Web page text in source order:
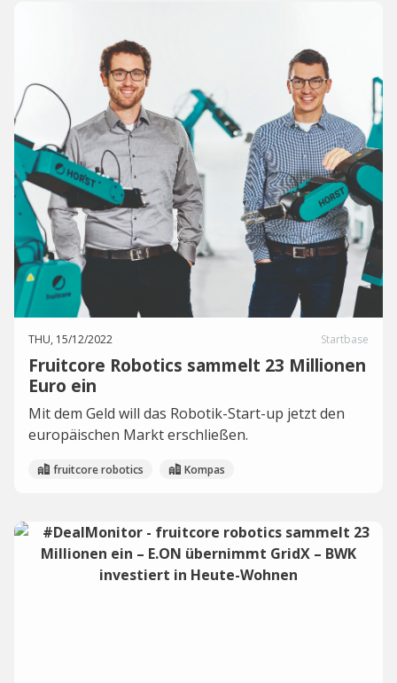
THU, 15/12/2022 Startbase
Fruitcore Robotics sammelt 23 Millionen
Euro ein
Mit dem Geld will das Robotik-Start-up jetzt den
europäischen Markt erschließen.
fruitcore robotics Kompas